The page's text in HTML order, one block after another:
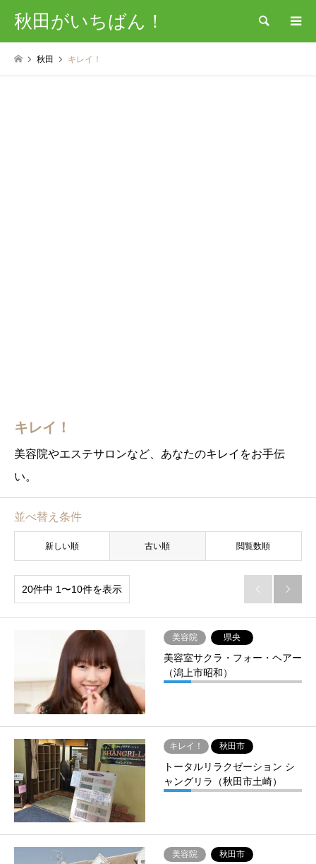
秋田がいちばん！ 検索
秋田 キレイ！
キレイ！
美容院やエステサロンなど、あなたのキレイをお手伝
い。
並べ替え条件
新しい順 古い順 閲覧数順
20件中 1〜10件を表示  
美容院 県央
美容室サクラ・フォー・ヘアー
（潟上市昭和）
キレイ！ 秋田市
トータルリラクゼーション シ
ャングリラ（秋田市土崎）
美容院 秋田市